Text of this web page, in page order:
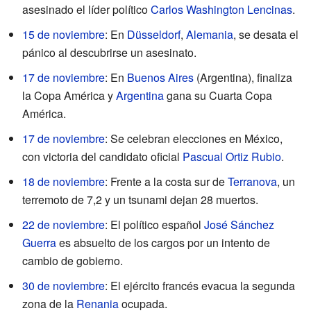
asesinado el líder políticoCarlos Washington Lencinas.
15 de noviembre: En Düsseldorf, Alemania, se desata el
pánico al descubrirse un asesinato.
17 de noviembre: En Buenos Aires (Argentina), finaliza
la Copa América yArgentinagana su Cuarta Copa
América.
17 de noviembre: Se celebran elecciones en México,
con victoria del candidato oficial Pascual Ortiz Rubio.
18 de noviembre: Frente a la costa sur deTerranova, un
terremoto de 7,2 y un tsunami dejan 28 muertos.
22 de noviembre: El político español José Sánchez
Guerraes absuelto de los cargos por un intento de
cambio de gobierno.
30 de noviembre: El ejército francés evacua la segunda
zona de la Renaniaocupada.